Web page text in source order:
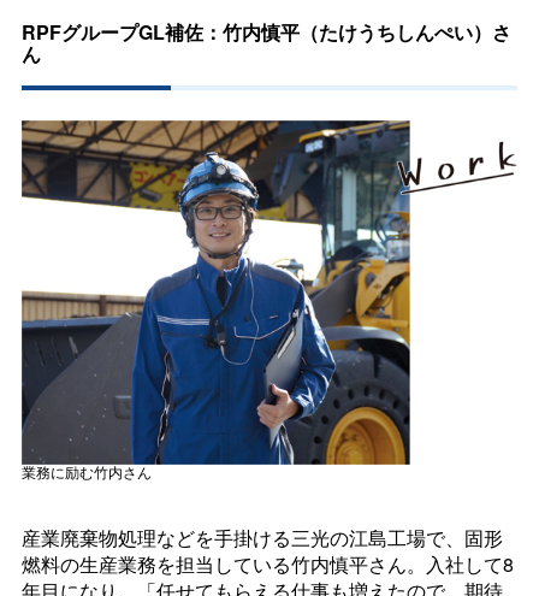
RPFグループGL補佐：竹内慎平（たけうちしんぺい）さ
ん
業務に励む竹内さん
産業廃棄物処理などを手掛ける三光の江島工場で、固形
燃料の生産業務を担当している竹内慎平さん。入社して8
年目になり、「任せてもらえる仕事も増えたので、期待